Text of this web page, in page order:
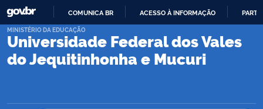
PARA
CONTEÚDO
COMUNICA BR ACESSO À INFORMAÇÃO
Universidade Federal dos Vales
do Jequitinhonha e Mucuri
MINISTÉRIO DA EDUCAÇÃO